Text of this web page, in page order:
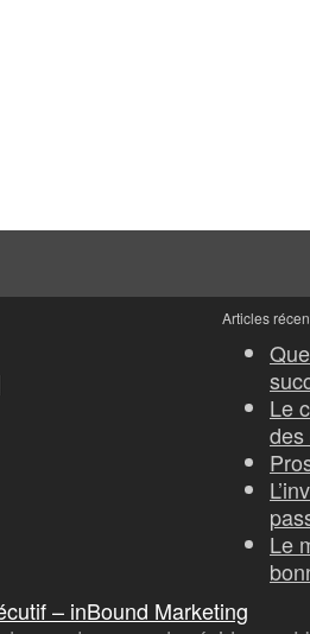
Articles
Le
des
Le
– inBound Marketing